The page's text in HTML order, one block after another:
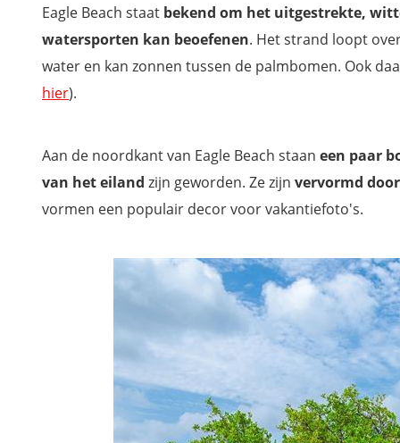
Eagle Beach staat bekend om het uitgestrekte,
watersporten kan beoefenen. Het strand loopt
water en kan zonnen tussen de palmbomen. Ook
hier).
Aan de noordkant van Eagle Beach staan een paar
van het eiland zijn geworden. Ze zijn vervormd
vormen een populair decor voor vakantiefoto's.